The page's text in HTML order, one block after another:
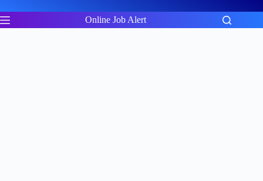
to
content
Online Job Alert